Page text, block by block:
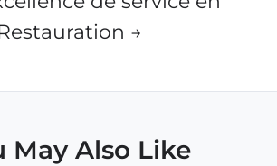
→
May Also Like